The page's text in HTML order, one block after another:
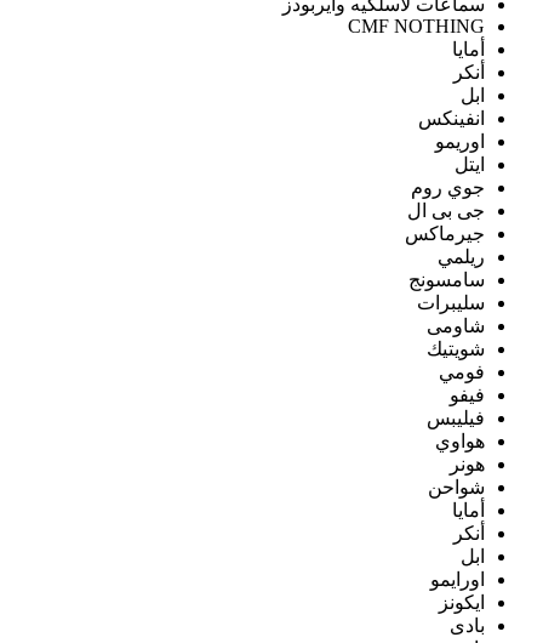
سماعات لاسلكيه وايربودز
CMF NOTHING
أمايا
أنكر
ابل
انفينكس
اوريمو
ايتل
جوي روم
جى بى ال
جيرماكس
ريلمي
سامسونج
سليبرات
شاومى
شويتيك
فومي
فيفو
فيليبس
هواوي
هونر
شواحن
أمايا
أنكر
ابل
اورايمو
ايكونز
بادى